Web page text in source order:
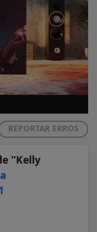
REPORTAR ERROS
“Kelly